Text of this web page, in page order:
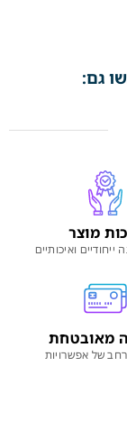
גם:
מוצר
ייחודיים ואיכותיים
מאובטחת
של אפשרויות